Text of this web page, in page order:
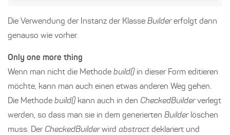
Die Verwendung der Instanz der Klasse Buildererfolgt dann
genauso wie vorher.
Only one more thing
Wenn man nicht die Methode build() in dieser Form editieren
möchte, kann man auch einen etwas anderen Weg gehen.
Die Methode build() kann auch in den CheckedBuilderverlegt
werden, so dass man sie in dem generierten Builderlöschen
muss. Der CheckedBuilderwird abstract deklariert und